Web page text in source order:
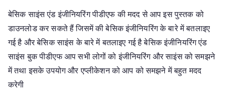
बेसिक साइंस एंड इंजीनियरिंग पीडीएफ की मदद से आप इस पुस्तक को
डाउनलोड कर सकते हैं जिसमें की बेसिक इंजीनियरिंग के बारे में बतलाइए
गई है और बेसिक साइंस के बारे में बतलाइए गई है बेसिक इंजीनियरिंग एंड
साइंस बुक पीडीएफ आप सभी लोगों को इंजीनियरिंग और साइंस को समझने
में तथा इसके उपयोग और एप्लीकेशन को आप को समझने में बहुत मदद
करेगी